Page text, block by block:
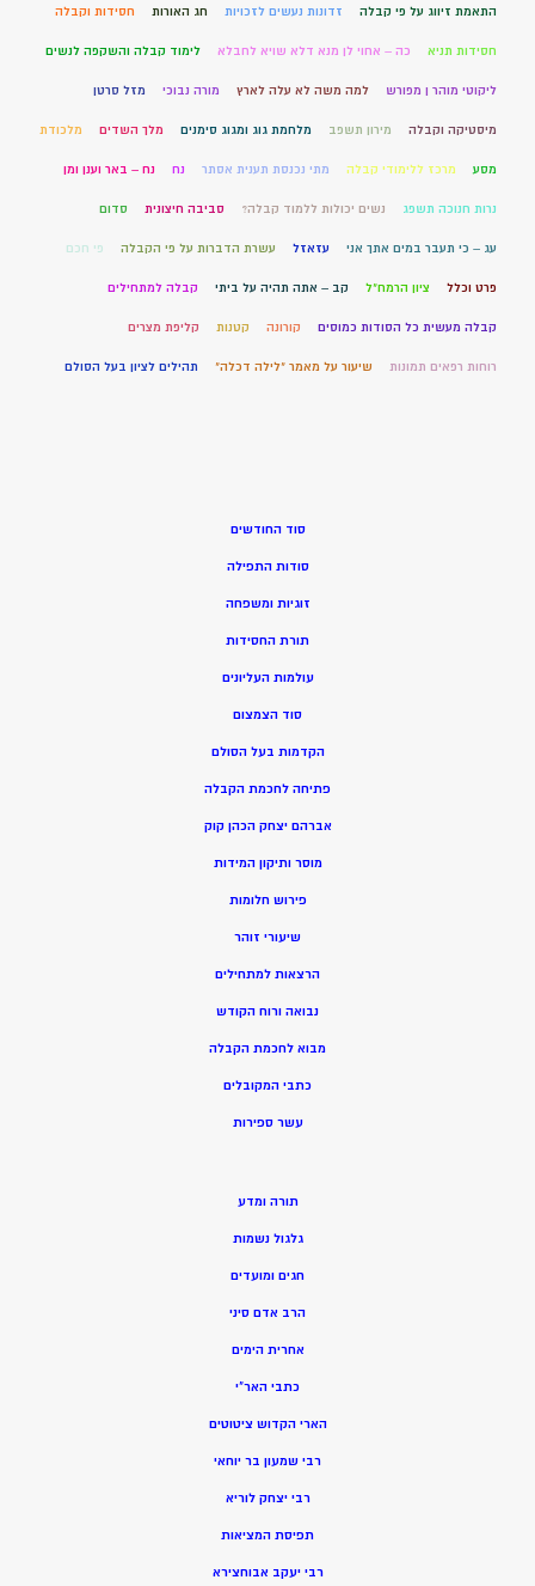
התאמת זיווג על פי קבלה זדונות נעשים לזכויות חג האורות חסידות וקבלה
חסידות תניא כה – אחוי לן מנא דלא שויא לחבלא לימוד קבלה והשקפה לנשים
ליקוטי מוהר ן מפורש למה משה לא עלה לארץ מורה נבוכי מזל סרטן
מיסטיקה וקבלה מירון תשפב מלחמת גוג ומגוג סימנים מלך השדים מלכודת
מסע מרכז ללימודי קבלה מתי נכנסת תענית אסתר נח נח – באר וענן ומן
נרות חנוכה תשפג נשים יכולות ללמוד קבלה? סביבה חיצונית סדום
עג – כי תעבר במים אתך אני עזאזל עשרת הדברות על פי הקבלה פי חכם
פרט וכלל ציון הרמח"ל קב – אתה תהיה על ביתי קבלה למתחילים
קבלה מעשית כל הסודות כמוסים קורונה קטנות קליפת מצרים
רוחות רפאים תמונות שיעור על מאמר "לילה דכלה" תהילים לציון בעל הסולם
סוד החודשים
סודות התפילה
זוגיות ומשפחה
תורת החסידות
עולמות העליונים
סוד הצמצום
הקדמות בעל הסולם
פתיחה לחכמת הקבלה
אברהם יצחק הכהן קוק
מוסר ותיקון המידות
פירוש חלומות
שיעורי זוהר
הרצאות למתחילים
נבואה ורוח הקודש
מבוא לחכמת הקבלה
כתבי המקובלים
עשר ספירות
תורה ומדע
גלגול נשמות
חגים ומועדים
הרב אדם סיני
אחרית הימים
כתבי האר”י
הארי הקדוש ציטוטים
רבי שמעון בר יוחאי
רבי יצחק לוריא
תפיסת המציאות
רבי יעקב אבוחצירא